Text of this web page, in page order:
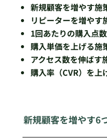
新規顧客を増やす施
リピーターを増やす
1回あたりの購入点
購入単価を上げる施
アクセス数を伸ばす
購入率（CVR）を上
新規顧客を増やす6